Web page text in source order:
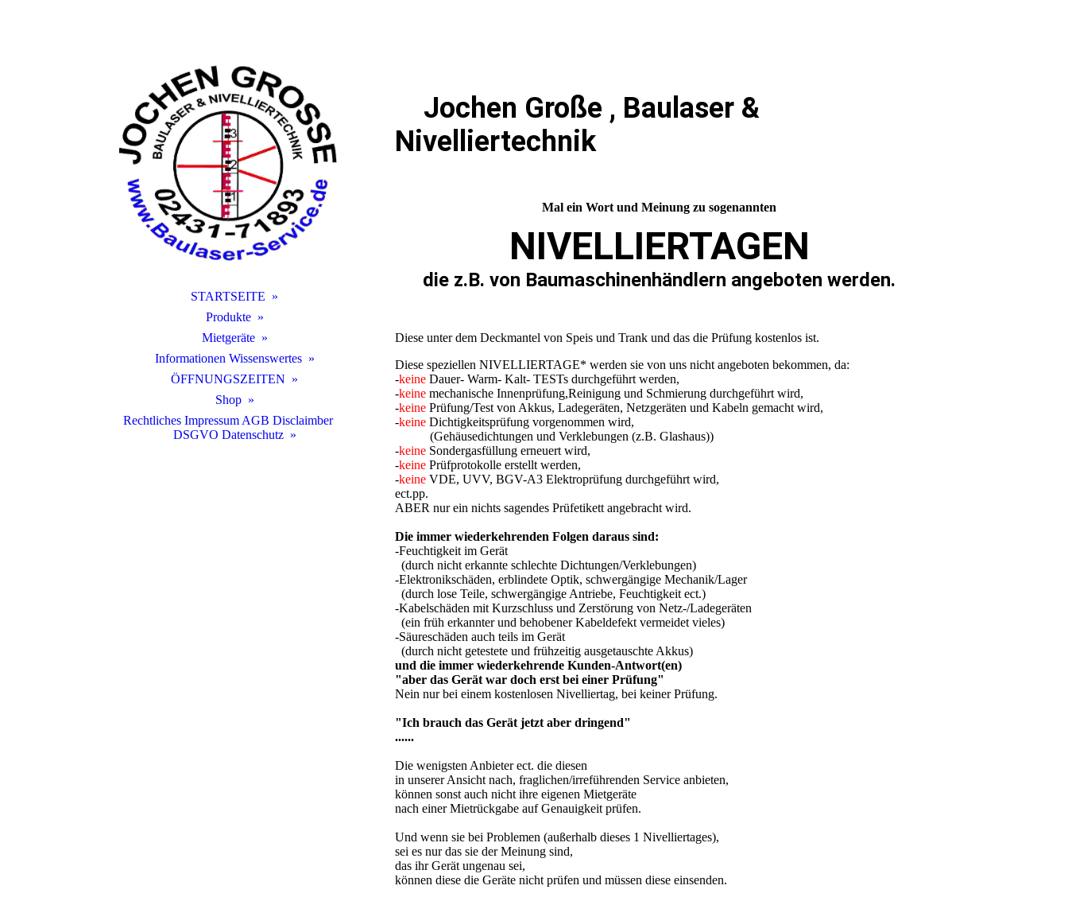
STARTSEITE
Produkte
Mietgeräte
Informationen Wissenswertes
ÖFFNUNGSZEITEN
Shop
Rechtliches Impressum AGB Disclaimber
DSGVO Datenschutz
Jochen Große , Baulaser &
Nivelliertechnik
Mal ein Wort und Meinung zu sogenannten
NIVELLIERTAGEN
die z.B. von Baumaschinenhändlern angeboten werden.
Diese unter dem Deckmantel von Speis und Trank und das die Prüfung kostenlos ist.
Diese speziellen NIVELLIERTAGE* werden sie von uns nicht angeboten bekommen, da:
-keine Dauer- Warm- Kalt- TESTs durchgeführt werden,
-keine mechanische Innenprüfung,Reinigung und Schmierung durchgeführt wird,
-keine Prüfung/Test von Akkus, Ladegeräten, Netzgeräten und Kabeln gemacht wird,
-keine Dichtigkeitsprüfung vorgenommen wird,
(Gehäusedichtungen und Verklebungen (z.B. Glashaus))
-keine Sondergasfüllung erneuert wird,
-keine Prüfprotokolle erstellt werden,
-keine VDE, UVV, BGV-A3 Elektroprüfung durchgeführt wird,
ect.pp.
ABER nur ein nichts sagendes Prüfetikett angebracht wird.
Die immer wiederkehrenden Folgen daraus sind:
-Feuchtigkeit im Gerät
(durch nicht erkannte schlechte Dichtungen/Verklebungen)
-Elektronikschäden, erblindete Optik, schwergängige Mechanik/Lager
(durch lose Teile, schwergängige Antriebe, Feuchtigkeit ect.)
-Kabelschäden mit Kurzschluss und Zerstörung von Netz-/Ladegeräten
(ein früh erkannter und behobener Kabeldefekt vermeidet vieles)
-Säureschäden auch teils im Gerät
(durch nicht getestete und frühzeitig ausgetauschte Akkus)
und die immer wiederkehrende Kunden-Antwort(en)
"aber das Gerät war doch erst bei einer Prüfung"
Nein nur bei einem kostenlosen Nivelliertag, bei keiner Prüfung.
"Ich brauch das Gerät jetzt aber dringend"
......
Die wenigsten Anbieter ect. die diesen
in unserer Ansicht nach, fraglichen/irreführenden Service anbieten,
können sonst auch nicht ihre eigenen Mietgeräte
nach einer Mietrückgabe auf Genauigkeit prüfen.
Und wenn sie bei Problemen (außerhalb dieses 1 Nivelliertages),
sei es nur das sie der Meinung sind,
das ihr Gerät ungenau sei,
können diese die Geräte nicht prüfen und müssen diese einsenden.